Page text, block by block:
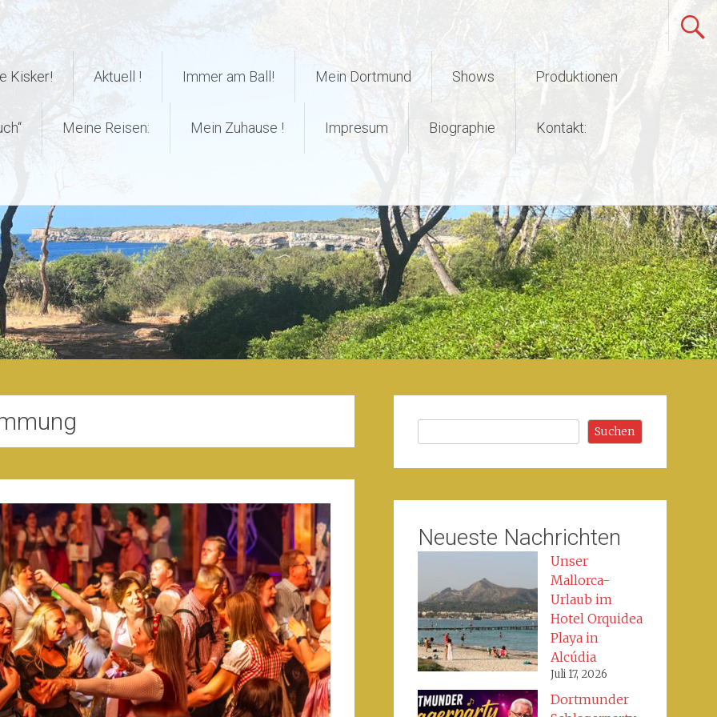
Kisker! Aktuell ! Immer am Ball! Mein Dortmund Shows Produktionen
Meine Reisen: Mein Zuhause ! Impresum Biographie Kontakt:
Suchen
Neueste Nachrichten
Unser
Mallorca-
Urlaub im
Hotel Orquidea
Playa in
Alcúdia
Juli 17, 2026
Dortmunder